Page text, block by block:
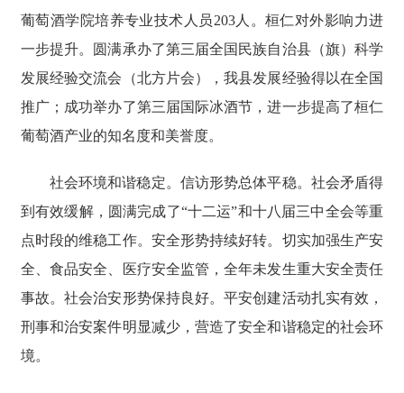
葡萄酒学院培养专业技术人员203人。桓仁对外影响力进
一步提升。圆满承办了第三届全国民族自治县（旗）科学
发展经验交流会（北方片会），我县发展经验得以在全国
推广；成功举办了第三届国际冰酒节，进一步提高了桓仁
葡萄酒产业的知名度和美誉度。
社会环境和谐稳定。信访形势总体平稳。社会矛盾得
到有效缓解，圆满完成了“十二运”和十八届三中全会等重
点时段的维稳工作。安全形势持续好转。切实加强生产安
全、食品安全、医疗安全监管，全年未发生重大安全责任
事故。社会治安形势保持良好。平安创建活动扎实有效，
刑事和治安案件明显减少，营造了安全和谐稳定的社会环
境。